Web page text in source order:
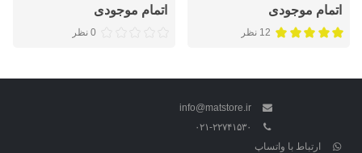
اتمام موجودی
12 نظر
اتمام موجودی
0 نظر
info@matstore.ir
۰۲۱-۲۲۷۴۱۵۳۰
ارتباط با واتساپ